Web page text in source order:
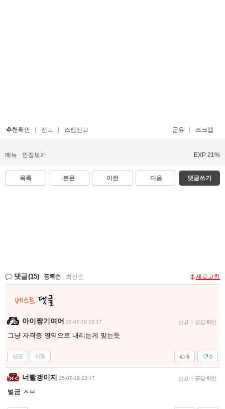
추천확인 신고 스팸신고 공유 스크랩
메뉴 인장보기 EXP 21%
목록 본문 이전 다음 댓글쓰기
댓글(15) 등록순 최신순 새로고침
아이쨩기여어 25-07-19 23:17 신고 | 공감 확인
그냥 자격증 영역으로 내리는게 맞는듯
답글 이동 0
6
너빨갱이지 25-07-19 22:47 신고 | 공감 확인
벌금 ㅅㅂ